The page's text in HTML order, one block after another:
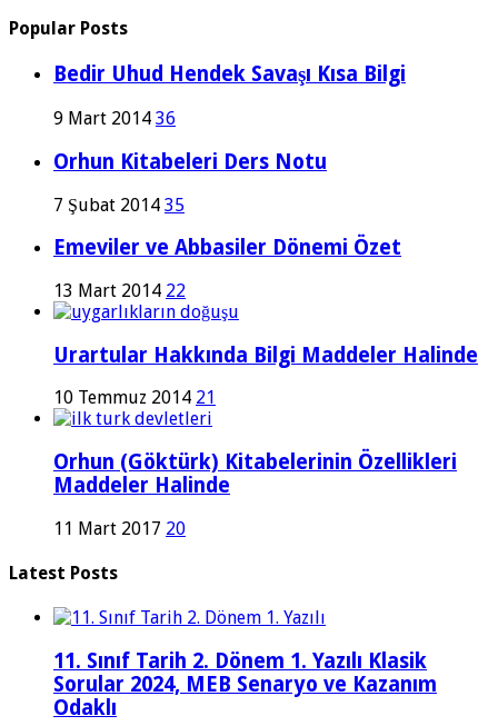
Popular Posts
Bedir Uhud Hendek Savaşı Kısa Bilgi
9 Mart 2014 36
Orhun Kitabeleri Ders Notu
7 Şubat 2014 35
Emeviler ve Abbasiler Dönemi Özet
13 Mart 2014 22
Urartular Hakkında Bilgi Maddeler Halinde
10 Temmuz 2014 21
Orhun (Göktürk) Kitabelerinin Özellikleri
Maddeler Halinde
11 Mart 2017 20
Latest Posts
11. Sınıf Tarih 2. Dönem 1. Yazılı Klasik
Sorular 2024, MEB Senaryo ve Kazanım
Odaklı